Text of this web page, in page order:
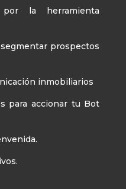
la herramienta
prospectos
inmobiliarios
para accionar tu Bot